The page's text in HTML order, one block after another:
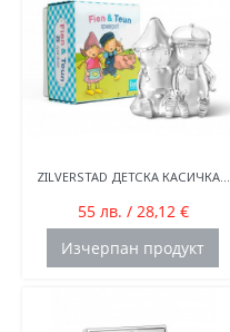
ZILVERSTAD ДЕТСКА КАСИЧКА...
55 лв. / 28,12 €
Изчерпан продукт